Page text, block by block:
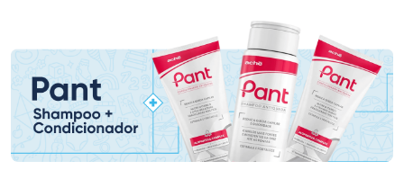
Promoção em Destaque